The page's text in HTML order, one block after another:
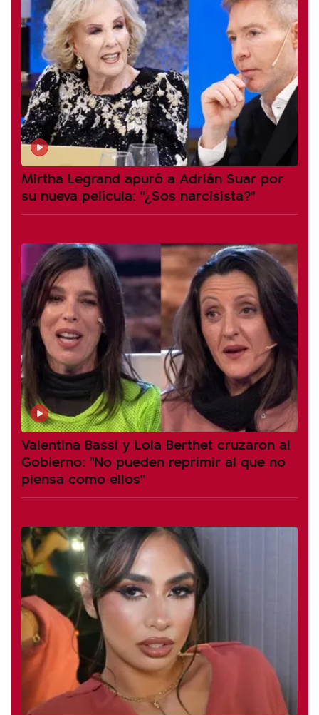
Mirtha Legrand apuró a Adrián Suar por
su nueva película: "¿Sos narcisista?"
Valentina Bassi y Lola Berthet cruzaron al
Gobierno: "No pueden reprimir al que no
piensa como ellos"